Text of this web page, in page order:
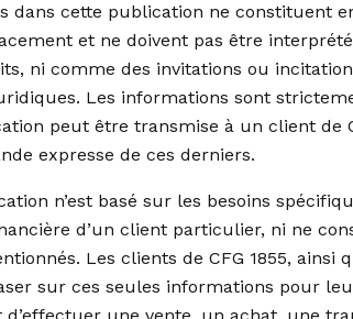
dans cette publication ne constituent
et ne doivent pas être
ni comme des invitations ou
Les informations sont
peut être transmise à un client de
expresse de ces derniers.
n’est basé sur les besoins
d’un client particulier, ni ne
Les clients de CFG 1855, ainsi
sur ces seules informations pour